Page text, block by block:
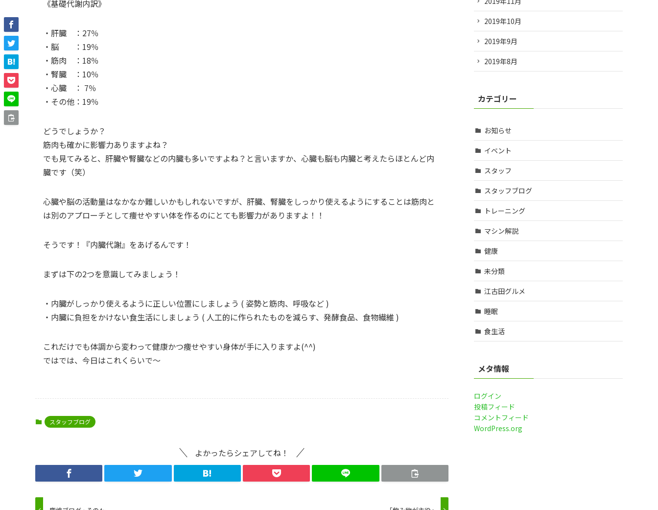
《基礎代謝内訳》
・肝臓 ：27％
・脳 ：19％
・筋肉 ：18％
・腎臓 ：10％
・心臓 ： 7％
・その他：19％
どうでしょうか？
筋肉も確かに影響力ありますよね？
でも見てみると、肝臓や腎臓などの内臓も多いですよね？と言いますか、心臓も脳も内臓と考えたらほとんど内
臓です（笑）
心臓や脳の活動量はなかなか難しいかもしれないですが、肝臓、腎臓をしっかり使えるようにすることは筋肉と
は別のアプローチとして痩せやすい体を作るのにとても影響力がありますよ！！
そうです！『内臓代謝』をあげるんです！
まずは下の2つを意識してみましょう！
・内臓がしっかり使えるように正しい位置にしましょう ( 姿勢と筋肉、呼吸など )
・内臓に負担をかけない食生活にしましょう ( 人工的に作られたものを減らす、発酵食品、食物繊維 )
これだけでも体調から変わって健康かつ痩せやすい身体が手に入りますよ(^^)
ではでは、今日はこれくらいで～
スタッフブログ
よかったらシェアしてね！
2019年10月
2019年9月
2019年8月
カテゴリー
お知らせ
イベント
スタッフ
スタッフブログ
トレーニング
マシン解説
健康
未分類
江古田グルメ
睡眠
食生活
メタ情報
ログイン
投稿フィード
コメントフィード
WordPress.org